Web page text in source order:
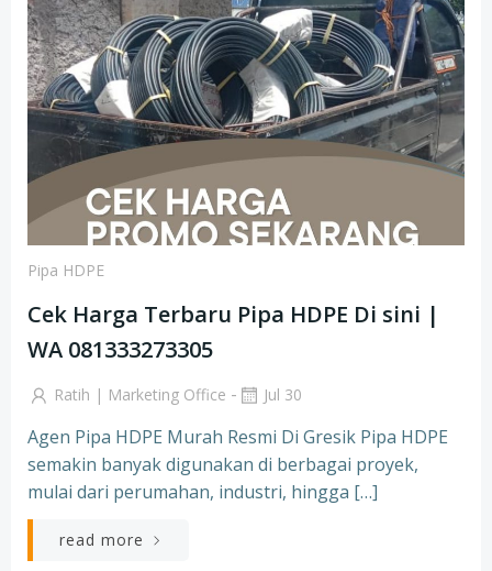
Pipa HDPE
Cek Harga Terbaru Pipa HDPE Di sini |
WA 081333273305
Ratih | Marketing Office - Jul 30
Agen Pipa HDPE Murah Resmi Di Gresik Pipa HDPE
semakin banyak digunakan di berbagai proyek,
mulai dari perumahan, industri, hingga […]
read more